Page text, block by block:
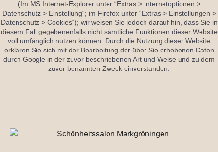
(Im MS Internet-Explorer unter “Extras > Internetoptionen >
Datenschutz > Einstellung“; im Firefox unter “Extras > Einstellungen >
Datenschutz > Cookies“); wir weisen Sie jedoch darauf hin, dass Sie in
diesem Fall gegebenenfalls nicht sämtliche Funktionen dieser Website
voll umfänglich nutzen können. Durch die Nutzung dieser Website
erklären Sie sich mit der Bearbeitung der über Sie erhobenen Daten
durch Google in der zuvor beschriebenen Art und Weise und zu dem
zuvor benannten Zweck einverstanden.